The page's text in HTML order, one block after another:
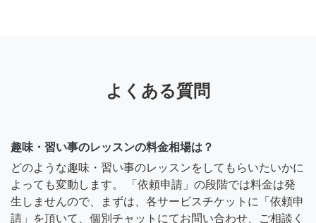
よくある質問
趣味・習い事のレッスンの料金相場は？
どのような趣味・習い事のレッスンをしてもらいたいかに
よっても変動します。 「依頼申請」の段階では料金は発
生しませんので、まずは、各サービスチケットに「依頼申
請」を頂いて、個別チャットにてお問い合わせ、ご相談く